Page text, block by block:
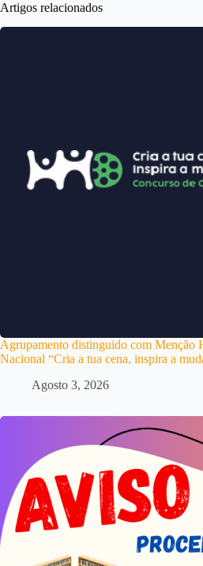
Artigos relacionados
Agrupamento distinguido com Menção
Nacional “Cria a tua cena, inspira a
Agosto 3, 2026